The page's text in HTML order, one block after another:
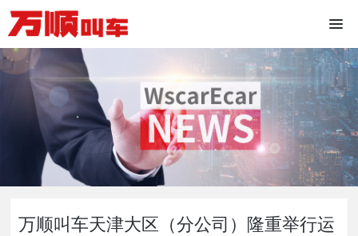
万顺叫车天津大区（分公司）隆重举行运